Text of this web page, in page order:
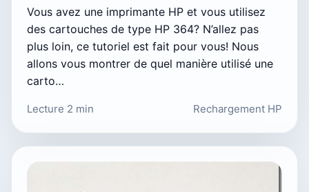
Vous avez une imprimante HP et vous utilisez
des cartouches de type HP 364? N’allez pas
plus loin, ce tutoriel est fait pour vous! Nous
allons vous montrer de quel manière utilisé une
carto…
Lecture 2 min Rechargement HP